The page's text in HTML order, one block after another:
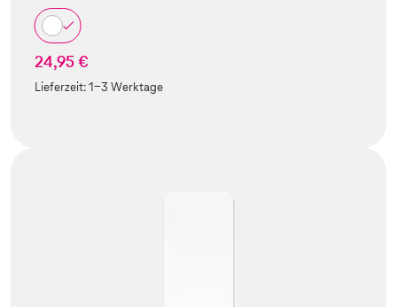
24,95 €
Lieferzeit:1-3 Werktage